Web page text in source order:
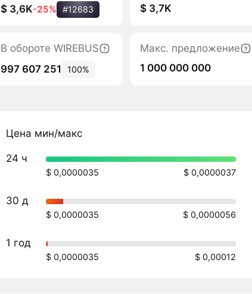
$ 3,6K-25% #12683
$ 3,7K
В обороте WIREBUS
997 607 251
100%
Макс. предложение
1 000 000 000
Цена мин/макс
24 ч
$ 0,0000035 $ 0,0000037
30 д
$ 0,0000035 $ 0,0000056
1 год
$ 0,0000035 $ 0,00012